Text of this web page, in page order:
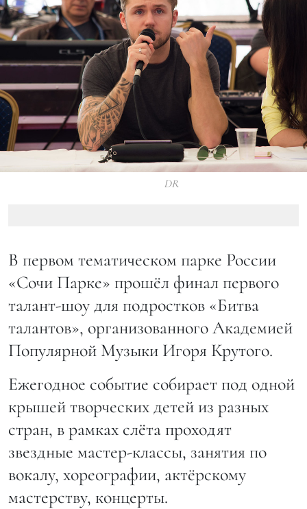
DR
В первом тематическом парке России
«Сочи Парке» прошёл финал первого
талант-шоу для подростков «Битва
талантов», организованного Академией
Популярной Музыки Игоря Крутого.
Ежегодное событие собирает под одной
крышей творческих детей из разных
стран, в рамках слёта проходят
звездные мастер-классы, занятия по
вокалу, хореографии, актёрскому
мастерству, концерты.